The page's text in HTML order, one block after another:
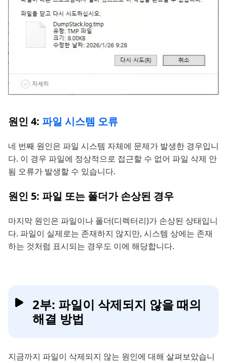
원인 4: 파일 시스템 오류
네 번째 원인은 파일 시스템 자체에 문제가 발생한 경우입니
다. 이 경우 파일에 정상적으로 접근할 수 없어 파일 삭제 안
됨 오류가 발생할 수 있습니다.
원인 5: 파일 또는 폴더가 손상된 경우
마지막 원인은 파일이나 폴더(디렉터리)가 손상된 상태입니
다. 파일이 실제로는 존재하지 않지만, 시스템 상에는 존재
하는 것처럼 표시되는 경우도 이에 해당합니다.
2부: 파일이 삭제되지 않을 때의
해결 방법
지금까지 파일이 삭제되지 않는 원인에 대해 살펴보았습니